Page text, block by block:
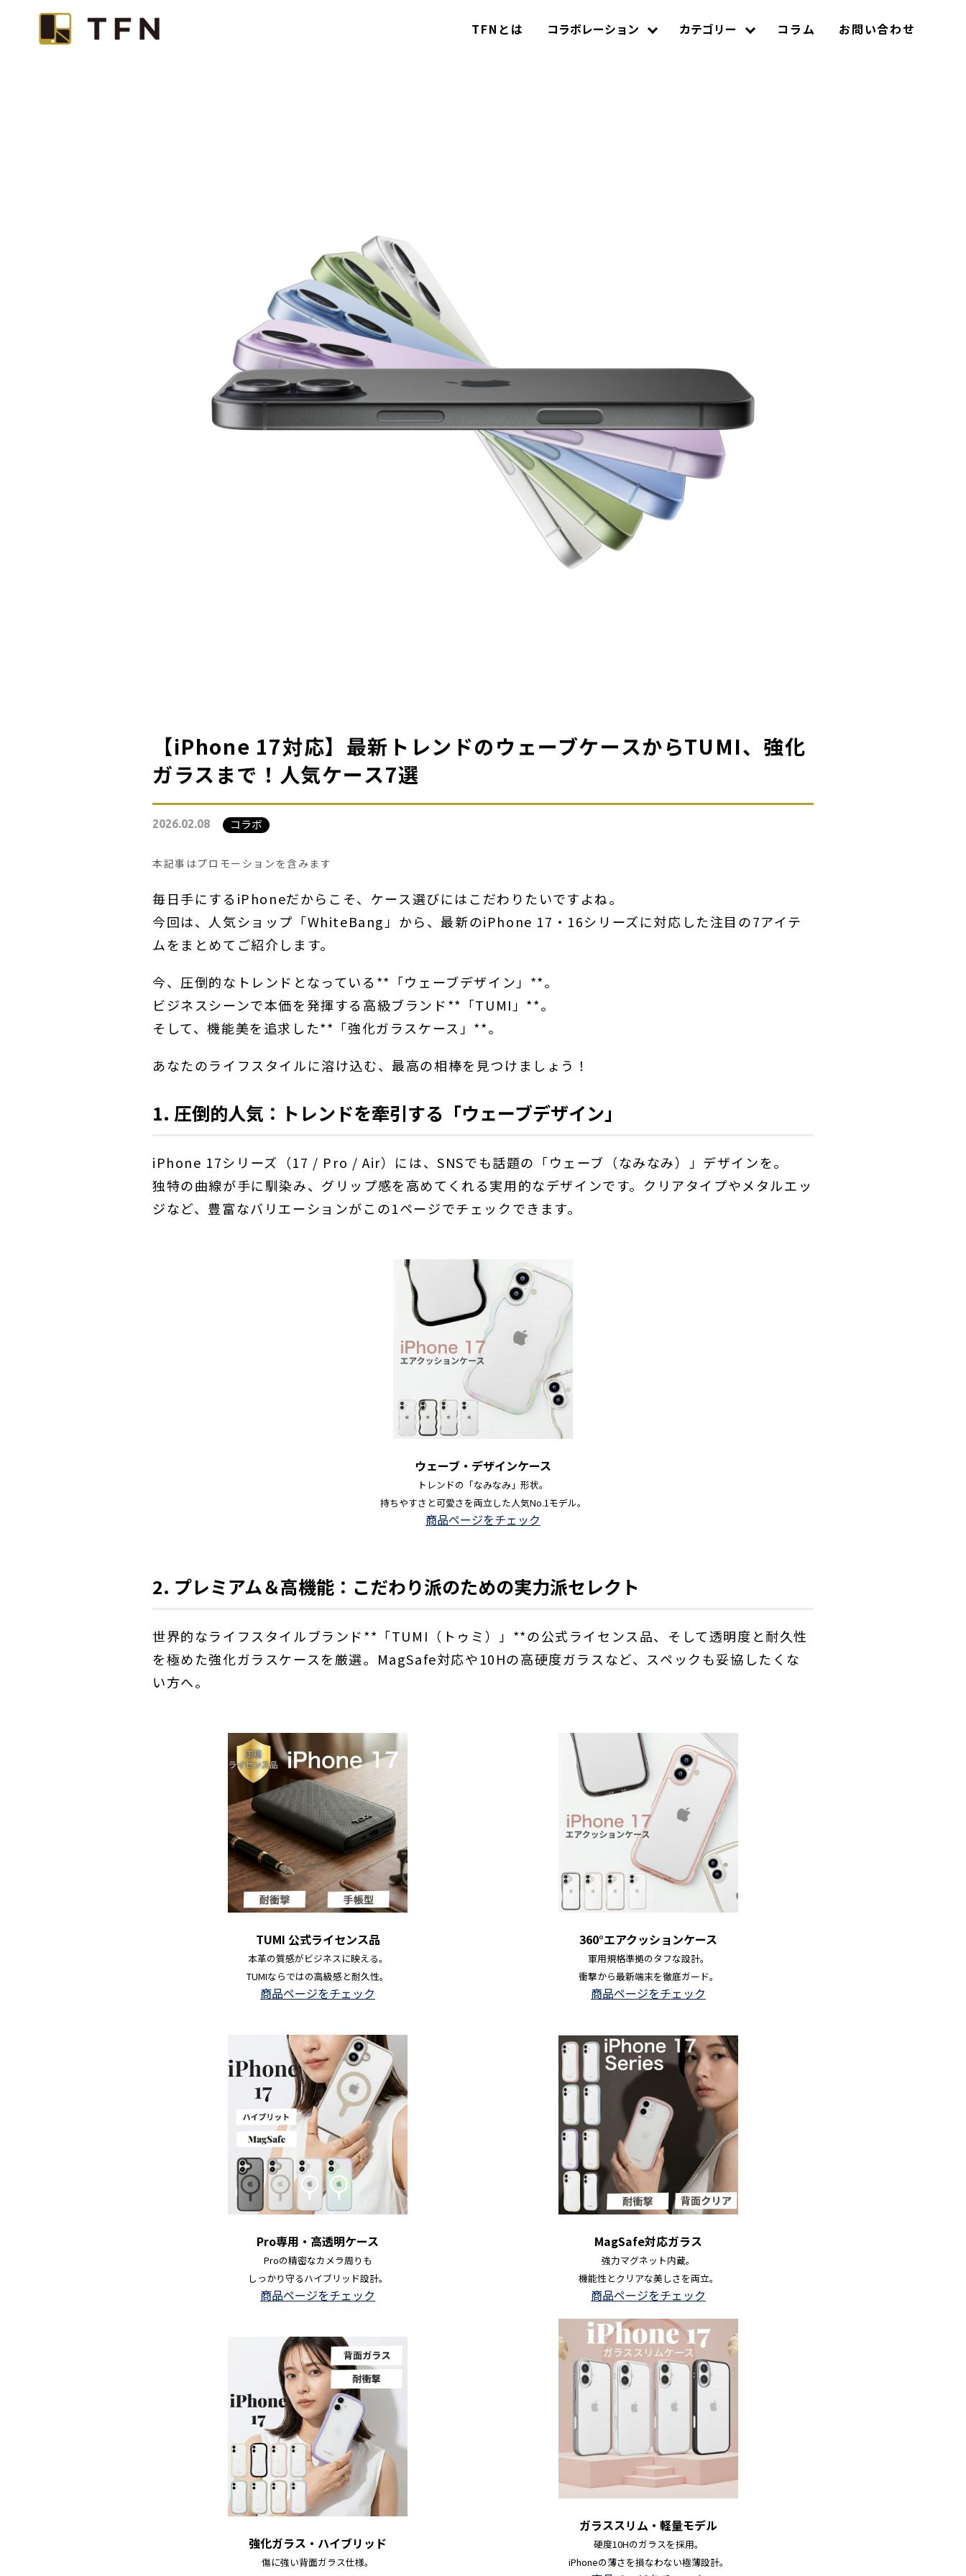
TFNとは コラボレーション カテゴリー コラム お問い合わせ
コラム
お問い合わせ
【iPhone 17対応】最新トレンドのウェーブケースからTUMI、強化
ガラスまで！人気ケース7選
2026.02.08 コラボ
本記事はプロモーションを含みます
毎日手にするiPhoneだからこそ、ケース選びにはこだわりたいですよね。
今回は、人気ショップ「WhiteBang」から、最新のiPhone 17・16シリーズに対応した注目の7アイテ
ムをまとめてご紹介します。
今、圧倒的なトレンドとなっている**「ウェーブデザイン」**。
ビジネスシーンで本価を発揮する高級ブランド**「TUMI」**。
そして、機能美を追求した**「強化ガラスケース」**。
あなたのライフスタイルに溶け込む、最高の相棒を見つけましょう！
1. 圧倒的人気：トレンドを牽引する「ウェーブデザイン」
iPhone 17シリーズ（17 / Pro / Air）には、SNSでも話題の「ウェーブ（なみなみ）」デザインを。
独特の曲線が手に馴染み、グリップ感を高めてくれる実用的なデザインです。クリアタイプやメタルエッ
ジなど、豊富なバリエーションがこの1ページでチェックできます。
ウェーブ・デザインケース
トレンドの「なみなみ」形状。
持ちやすさと可愛さを両立した人気No.1モデル。
商品ページをチェック
2. プレミアム＆高機能：こだわり派のための実力派セレクト
世界的なライフスタイルブランド**「TUMI（トゥミ）」**の公式ライセンス品、そして透明度と耐久性
を極めた強化ガラスケースを厳選。MagSafe対応や10Hの高硬度ガラスなど、スペックも妥協したくな
い方へ。
TUMI 公式ライセンス品
本革の質感がビジネスに映える。
TUMIならではの高級感と耐久性。
商品ページをチェック
360°エアクッションケース
軍用規格準拠のタフな設計。
衝撃から最新端末を徹底ガード。
商品ページをチェック
Pro専用・高透明ケース
Proの精密なカメラ周りも
しっかり守るハイブリッド設計。
商品ページをチェック
MagSafe対応ガラス
強力マグネット内蔵。
機能性とクリアな美しさを両立。
商品ページをチェック
強化ガラス・ハイブリッド
傷に強い背面ガラス仕様。
ガラススリム・軽量モデル
硬度10Hのガラスを採用。
iPhoneの薄さを損なわない極薄設計。